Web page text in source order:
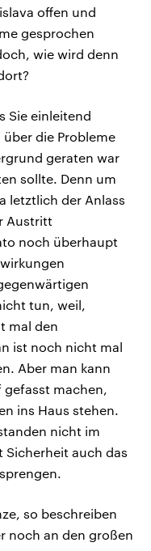
offen und
gesprochen
wie wird denn
Sie einleitend
die Probleme
geraten war
sollte. Denn um
letztlich der Anlass
Austritt
noch überhaupt
tun, weil,
mal den
ist noch nicht mal
Aber man kann
gefasst machen,
ins Haus stehen.
nicht im
auch das
so beschreiben
noch an den großen